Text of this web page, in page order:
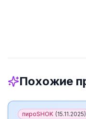
Похожие
пироSHOK (15.11.2025)